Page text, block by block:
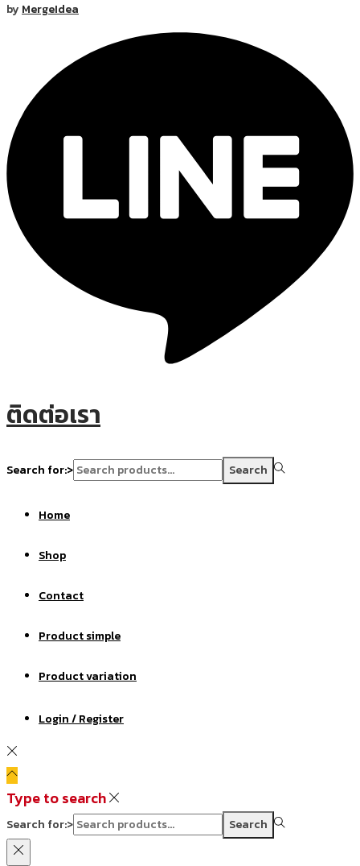
by MergeIdea
ติดต่อเรา
Search for:> Search
Home
Shop
Contact
Product simple
Product variation
Login / Register
Type to search
Search for:> Search